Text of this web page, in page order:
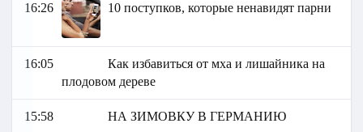
16:26 10 поступков, которые ненавидят парни
16:05
Как избавиться от мха и лишайника на
плодовом дереве
15:58 НА ЗИМОВКУ В ГЕРМАНИЮ